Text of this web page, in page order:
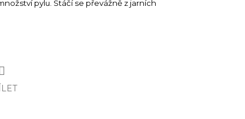
pylu. Stáčí se převážně z jarních